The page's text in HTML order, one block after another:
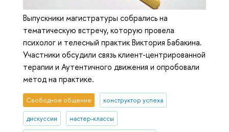
Выпускники магистратуры собрались на
тематическую встречу, которую провела
психолог и телесный практик Виктория Бабакина.
Участники обсудили связь клиент-центрированной
терапии и Аутентичного движения и опробовали
метод на практике.
Свободное общение конструктор успеха
дискуссии мастер-классы